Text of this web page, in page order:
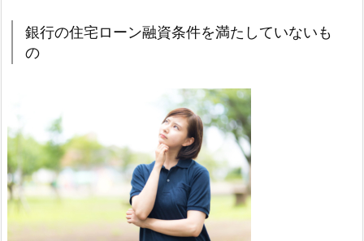
銀行の住宅ローン融資条件を満たしていないも
の